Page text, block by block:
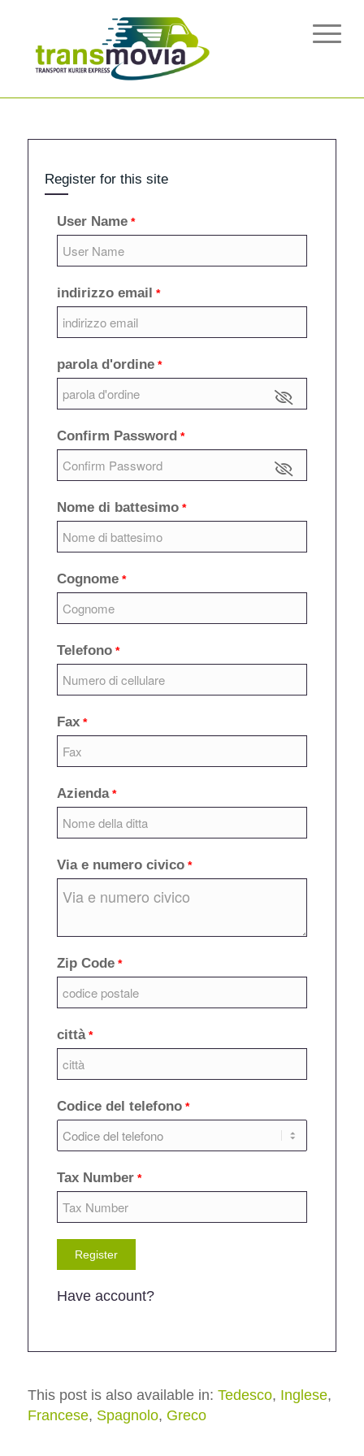
Register for this site
User Name*
indirizzo email *
parola d'ordine*
Confirm Password *
Nome di battesimo*
Cognome*
Telefono*
Fax*
Azienda*
Via e numero civico*
Zip Code*
città*
Codice del telefono*
Tax Number*
Have account?
This post is also available in: Tedesco Inglese
Francese Spagnolo Greco